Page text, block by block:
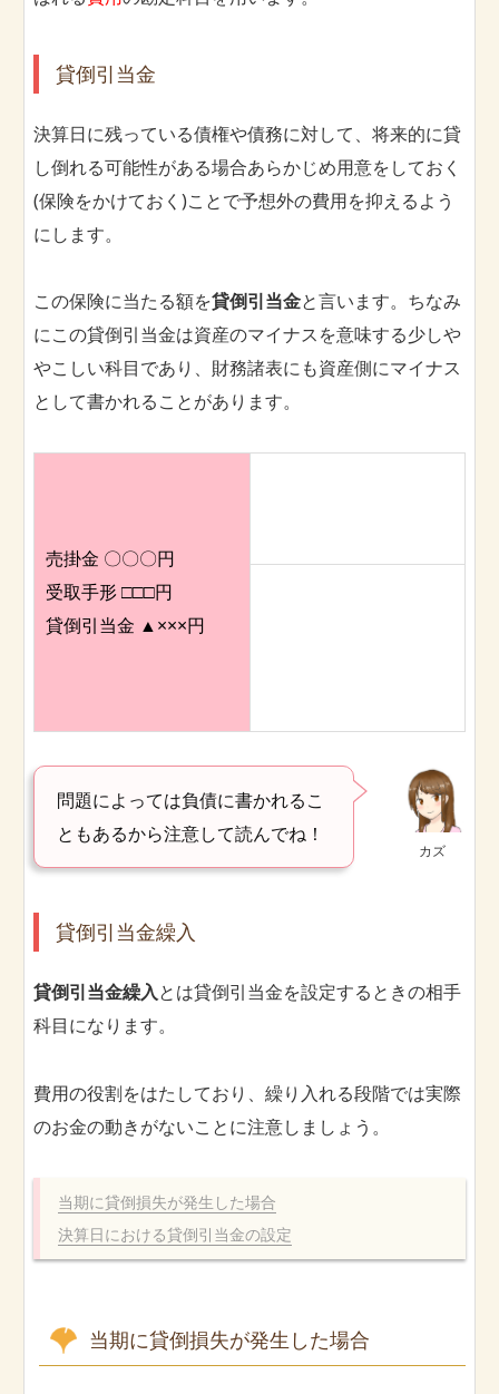
貸倒引当金
決算日に残っている債権や債務に対して、将来的に貸
し倒れる可能性がある場合あらかじめ用意をしておく
(保険をかけておく)ことで予想外の費用を抑えるよう
にします。
この保険に当たる額を貸倒引当金と言います。ちなみ
にこの貸倒引当金は資産のマイナスを意味する少しや
やこしい科目であり、財務諸表にも資産側にマイナス
として書かれることがあります。
売掛金 〇〇〇円
受取手形 □□□円
貸倒引当金 ▲×××円
カズ
問題によっては負債に書かれるこ
ともあるから注意して読んでね！
貸倒引当金繰入
貸倒引当金繰入とは貸倒引当金を設定するときの相手
科目になります。
費用の役割をはたしており、繰り入れる段階では実際
のお金の動きがないことに注意しましょう。
当期に貸倒損失が発生した場合
決算日における貸倒引当金の設定
当期に貸倒損失が発生した場合